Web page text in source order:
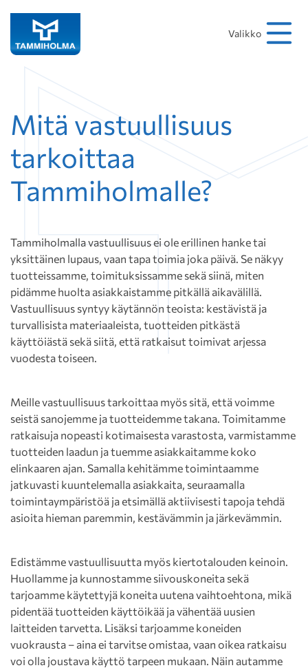
Valikko
Mitä vastuullisuus
tarkoittaa
Tammiholmalle?
Tammiholmalla vastuullisuus ei ole erillinen hanke tai
yksittäinen lupaus, vaan tapa toimia joka päivä. Se näkyy
tuotteissamme, toimituksissamme sekä siinä, miten
pidämme huolta asiakkaistamme pitkällä aikavälillä.
Vastuullisuus syntyy käytännön teoista: kestävistä ja
turvallisista materiaaleista, tuotteiden pitkästä
käyttöiästä sekä siitä, että ratkaisut toimivat arjessa
vuodesta toiseen.
Meille vastuullisuus tarkoittaa myös sitä, että voimme
seistä sanojemme ja tuotteidemme takana. Toimitamme
ratkaisuja nopeasti kotimaisesta varastosta, varmistamme
tuotteiden laadun ja tuemme asiakkaitamme koko
elinkaaren ajan. Samalla kehitämme toimintaamme
jatkuvasti kuuntelemalla asiakkaita, seuraamalla
toimintaympäristöä ja etsimällä aktiivisesti tapoja tehdä
asioita hieman paremmin, kestävämmin ja järkevämmin.
Edistämme vastuullisuutta myös kiertotalouden keinoin.
Huollamme ja kunnostamme siivouskoneita sekä
tarjoamme käytettyjä koneita uutena vaihtoehtona, mikä
pidentää tuotteiden käyttöikää ja vähentää uusien
laitteiden tarvetta. Lisäksi tarjoamme koneiden
vuokrausta – aina ei tarvitse omistaa, vaan oikea ratkaisu
voi olla joustava käyttö tarpeen mukaan. Näin autamme